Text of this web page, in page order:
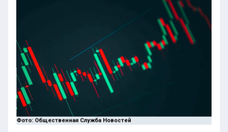
Фото: Общественная Служба Новостей